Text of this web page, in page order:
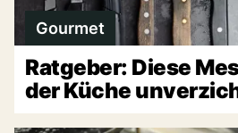
Gourmet
Ratgeber: Diese
der Küche